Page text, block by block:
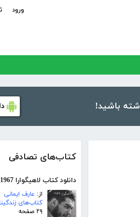
ورود
کتاب‌های تصادفی
دانلود کتاب لاهیگوارا 1967
از: عارف ایمانی
کتاب‌های
۲۹ صفحه